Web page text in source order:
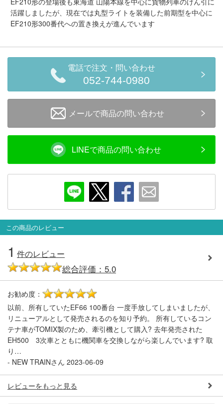
会員ランクについて
レビューについて
© 2026 Mid Japan, Inc.
活躍しましたが、現在では丸型ライトを装備した前期型を中心に
EF210形300番代への置き換えが進んでいます
電話で注文・問い合わせ
052-744-0980
メールで商品の問い合わせ
LINEで商品の問い合わせ
この商品のレビュー
1 件のレビュー
総合評価：5.0
お勧め度：
以前、所有していたEF66 100番台 一度手放してしまいましたが、
リニューアルとして発売されるのを知り予約。 所有しているコン
テナ車がTOMIX製のため、牽引機として購入? 去年発売された
EH500 3次車とともに機関車を交換しながら楽しんでいます? 取
り…
- NEW TRAINさん 2023-06-09
レビューをもっと見る